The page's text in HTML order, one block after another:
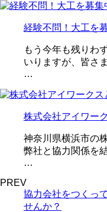
経験不問！大工を
もう今年も残りわ
いりますが、皆さ
…
株式会社アイワー
神奈川県横浜市の
弊社と協力関係を
…
PREV
協力会社をつくっ
せんか？